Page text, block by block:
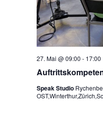
27. Mai @ 09:00 - 17:00
Speak Studio